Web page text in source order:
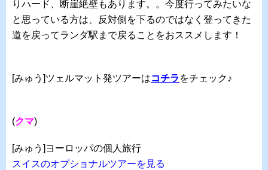
りハード、断崖絶壁もあります。。今度行ってみたいな
と思っている方は、反対側を下るのではなく登ってきた
道を戻ってランダ駅まで戻ることをおススメします！
[みゅう]ツェルマット発ツアーはコチラ をチェック♪
(クマ)
[みゅう]ヨーロッパの個人旅行
スイスのオプショナルツアーを見る